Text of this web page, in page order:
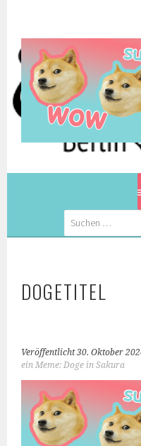
Inhalt
8900KM.
EINE BERLINERIN IN
Suchen
nach:
DOGETITEL
Veröffentlicht30. Oktober
ein Meme: Doge in Sakura